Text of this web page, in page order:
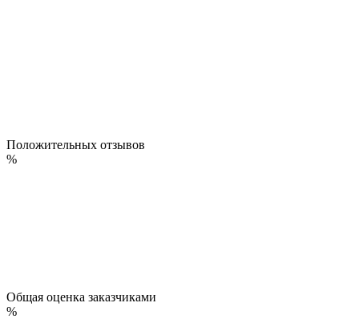
Положительных отзывов
%
Общая оценка заказчиками
%